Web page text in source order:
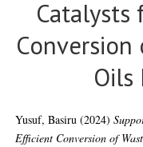
Conversion
Yusuf, Basiru (2024)
Efficient Conversion of